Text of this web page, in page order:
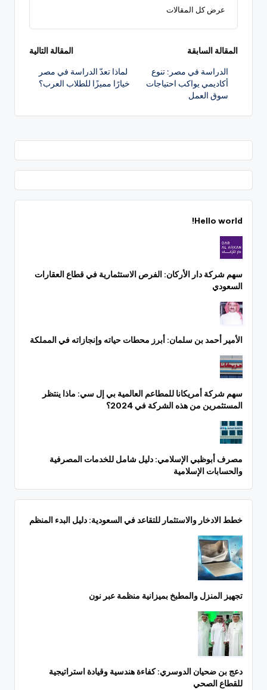
عرض كل المقالات
تصفّح
المقالات
المقالة السابقة
الدراسة في مصر: تنوع
أكاديمي يواكب احتياجات
سوق العمل
المقالة التالية
لماذا تعدّ الدراسة في مصر
خيارًا مميزًا للطلاب العرب؟
Hello world!
سهم شركة دار الأركان: الفرص الاستثمارية في قطاع العقارات
السعودي
الأمير أحمد بن سلمان: أبرز محطات حياته وإنجازاته في المملكة
سهم شركة أمريكانا للمطاعم العالمية بي إل سي: ماذا ينتظر
المستثمرين من هذه الشركة في 2024؟
مصرف أبوظبي الإسلامي: دليل شامل للخدمات المصرفية
والحسابات الإسلامية
خطط الادخار والاستثمار للتقاعد في السعودية: دليل البدء المنظم
تجهيز المنزل والمطبخ بميزانية منظمة عبر نون
دعج بن ضحيان الدوسري: كفاءة هندسية وقيادة استراتيجية
للقطاع الصحي